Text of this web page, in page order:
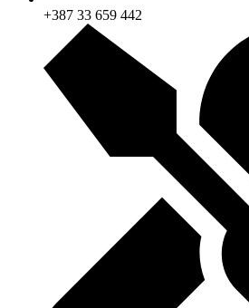
+387 33 659 442